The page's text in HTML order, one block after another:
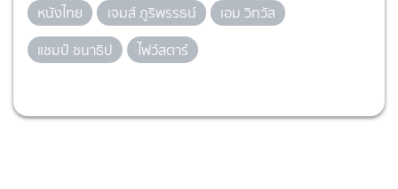
หนังไทย
เจมส์ ภูริพรรธน์
เอม วิทวัส
แชมป์ ชนาธิป
ไฟว์สตาร์